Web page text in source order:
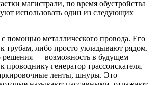
магистрали, по время обустройства
использовать один из следующих
помощью металлического провода. Его
трубам, либо просто укладывают рядом.
решения — возможность в будущем
проводнику генератор трассоискателя.
ленты, шнуры. Это